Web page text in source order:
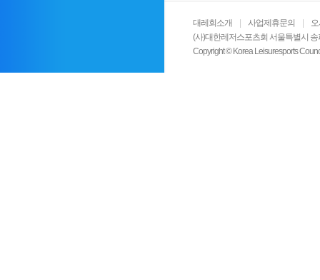
대레회소개 사업제휴문의
(사)대한레저스포츠회 서울특별시 송
Copyright © Korea Leisuresports